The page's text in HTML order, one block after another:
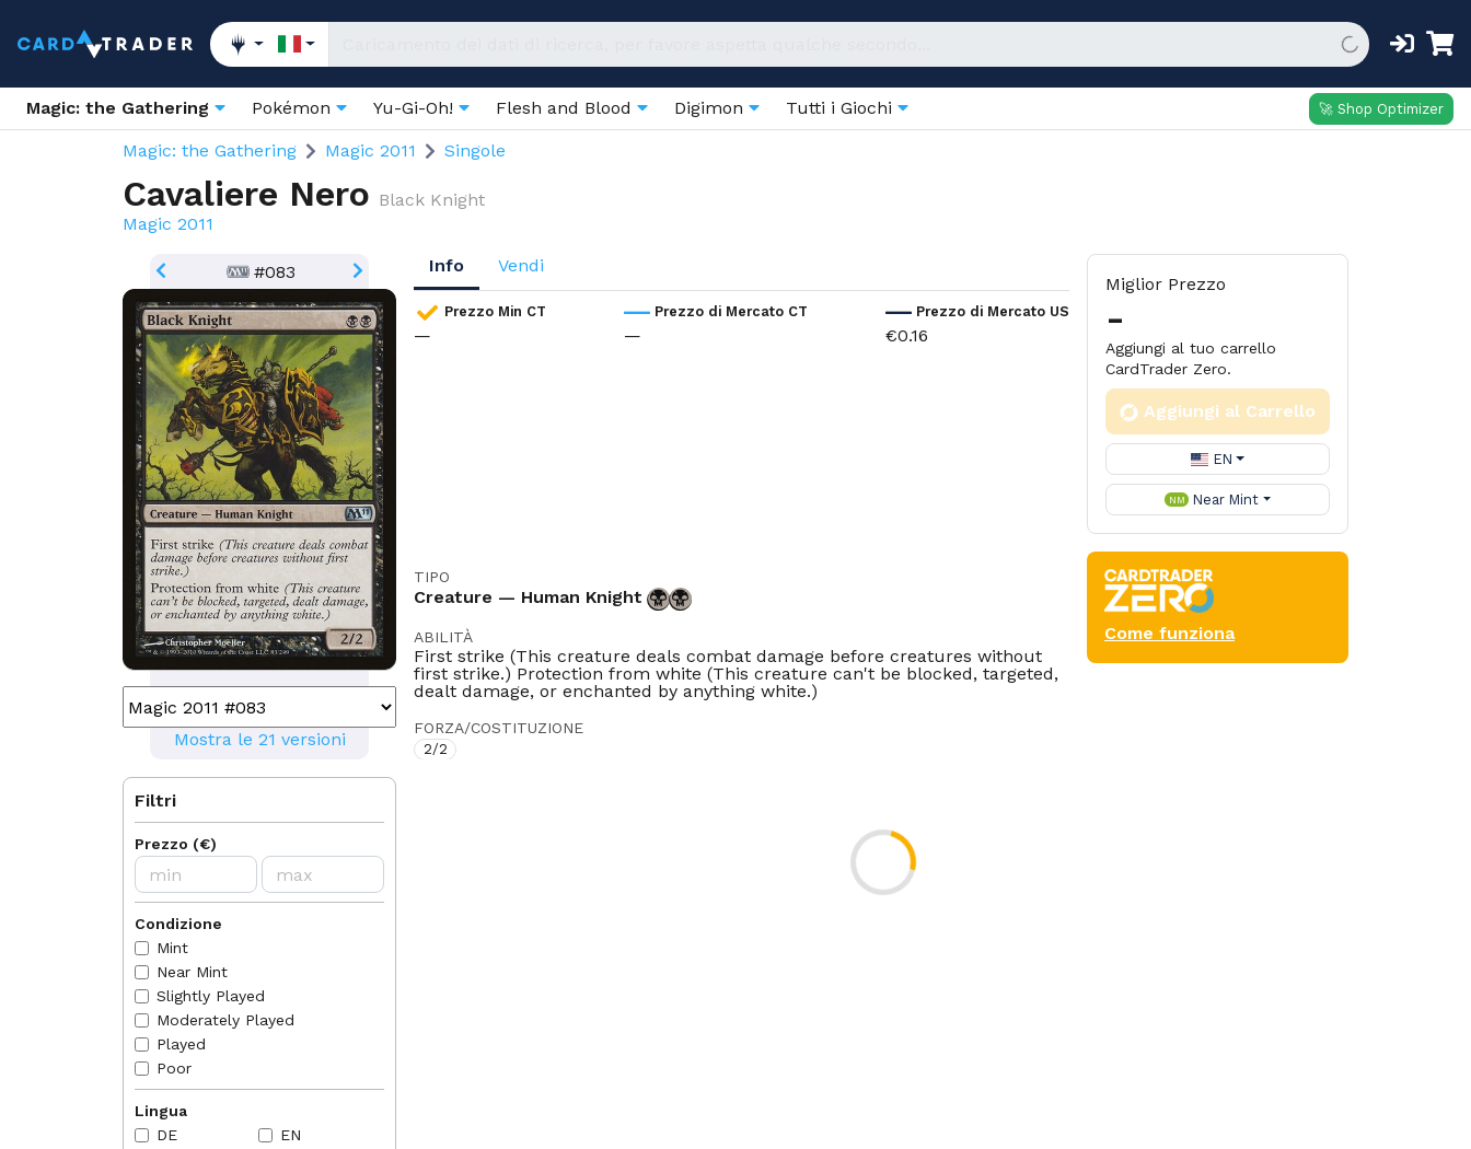
Magic: the Gathering Pokémon Yu-Gi-Oh! Flesh and Blood Digimon Tutti i Giochi 🚀 Shop Optimizer
Magic: the Gathering Magic 2011 Singole
Cavaliere Nero Black Knight
Magic 2011
#083
Mostra le 21 versioni
Info Vendi
Prezzo Min CT
—
Prezzo di Mercato CT
—
Prezzo di Mercato US
€0.16
TIPO
Creature — Human Knight
ABILITÀ
First strike (This creature deals combat damage before creatures without
first strike.) Protection from white (This creature can't be blocked, targeted,
dealt damage, or enchanted by anything white.)
FORZA/COSTITUZIONE
2/2
Duel
Miglior Prezzo
-
Aggiungi al tuo carrello
CardTrader Zero.
Aggiungi al Carrello
EN
NM Near Mint
Come funziona
Filtri
Prezzo (€)
Condizione
Mint
Near Mint
Slightly Played
Moderately Played
Played
Poor
Lingua
DE
EN